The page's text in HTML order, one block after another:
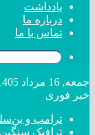
یادداشت
درباره ما
تماس با ما
جمعه, 16 مرداد 1405
خبر فوری
ترامپ و
ترافیک سنگین